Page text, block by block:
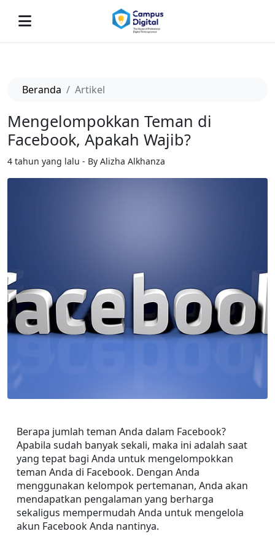
Beranda Artikel
Mengelompokkan Teman di
Facebook, Apakah Wajib?
4 tahun yang lalu - By Alizha Alkhanza
Berapa jumlah teman Anda dalam Facebook?
Apabila sudah banyak sekali, maka ini adalah saat
yang tepat bagi Anda untuk mengelompokkan
teman Anda di Facebook. Dengan Anda
menggunakan kelompok pertemanan, Anda akan
mendapatkan pengalaman yang berharga
sekaligus mempermudah Anda untuk mengelola
akun Facebook Anda nantinya.